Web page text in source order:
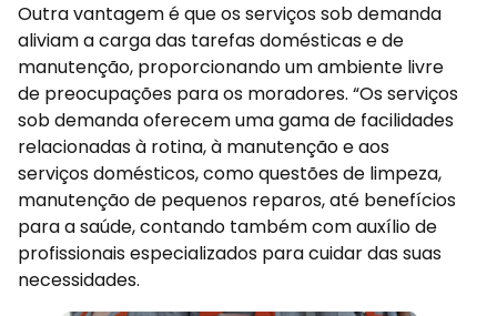
Outra vantagem é que os serviços sob demanda
aliviam a carga das tarefas domésticas e de
manutenção, proporcionando um ambiente livre
de preocupações para os moradores. “Os serviços
sob demanda oferecem uma gama de facilidades
relacionadas à rotina, à manutenção e aos
serviços domésticos, como questões de limpeza,
manutenção de pequenos reparos, até benefícios
para a saúde, contando também com auxílio de
profissionais especializados para cuidar das suas
necessidades.